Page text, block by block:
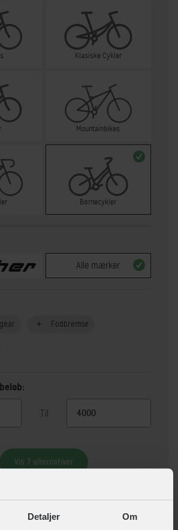
Detaljer Om
Klasiske Cykler
Mountainbikes
Børnecykler
Alle mærker
Fodbremse
Til
Vis 7 alternativer